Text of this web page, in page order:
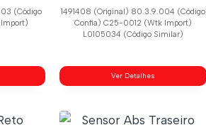
(Código
1491408 (Original) 80.3.9.004 (Código
Confia) C25-0012 (Wtk Import)
L0105034 (Código Similar)
Ver Detalhes